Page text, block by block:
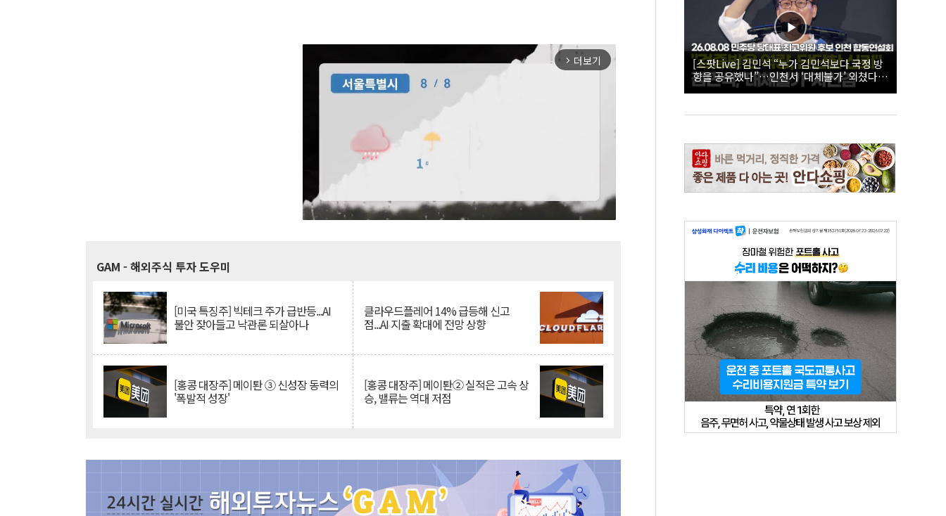
arrow_forward_ios 더보기
GAM - 해외주식 투자 도우미
[미국 특징주] 빅테크 주가 급반등...AI
불안 잦아들고 낙관론 되살아나
클라우드플레어 14% 급등해 신고
점...AI 지출 확대에 전망 상향
[홍콩 대장주] 메이퇀 ③ 신성장 동력의
'폭발적 성장'
[홍콩 대장주] 메이퇀② 실적은 고속 상
승, 밸류는 역대 저점
[스팟Live] 김민석 “누가 김민석보다 국정 방
향을 공유했나”…인천서 ‘대체불가’ 외쳤다 |
26.08.08 더불어민주당 당대표·최고위원 후